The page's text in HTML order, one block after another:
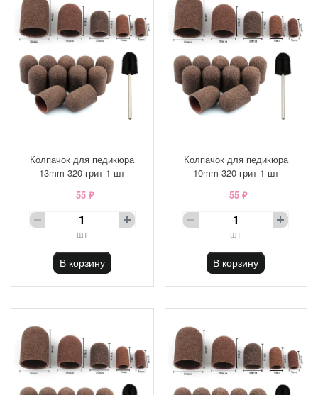
Колпачок для педикюра
13mm 320 грит 1 шт
55 ₽
шт
В корзину
Колпачок для педикюра
10mm 320 грит 1 шт
55 ₽
шт
В корзину